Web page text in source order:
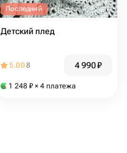
Последний
Детский плед
5.008 4 990₽
1 248 ₽ × 4 платежа